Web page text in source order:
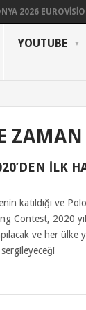
2026
YOUTUBE
ZAMAN
İLK
katıldığı ve
Contest, 2020
ve her ülke